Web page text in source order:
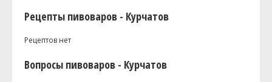
Рецепты пивоваров - Курчатов
Рецептов нет
Вопросы пивоваров - Курчатов